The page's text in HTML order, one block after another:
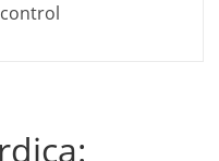
control